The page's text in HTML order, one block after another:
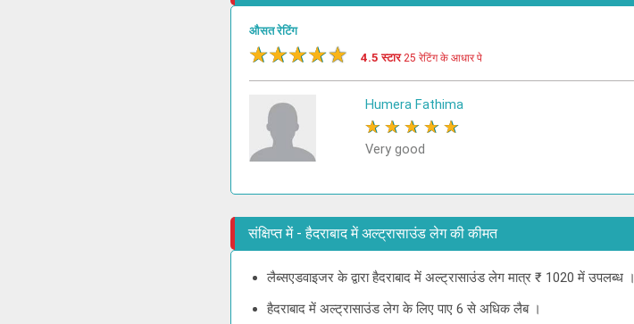
औसत रेटिंग
★★★★★ 4.5 स्टार25 रेटिंग के आधार पे
Humera Fathima
★ ★ ★ ★ ★
Very good
संक्षिप्त में - हैदराबाद में अल्ट्रासाउंड लेग की कीमत
लैब्सएडवाइजर के द्वारा हैदराबाद में अल्ट्रासाउंड लेग मात्र ₹ 1020 में उपलब्ध ।
हैदराबाद में अल्ट्रासाउंड लेग के लिए पाए 6 से अधिक लैब ।